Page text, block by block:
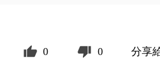
0 0 分享